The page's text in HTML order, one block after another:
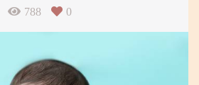
788
0